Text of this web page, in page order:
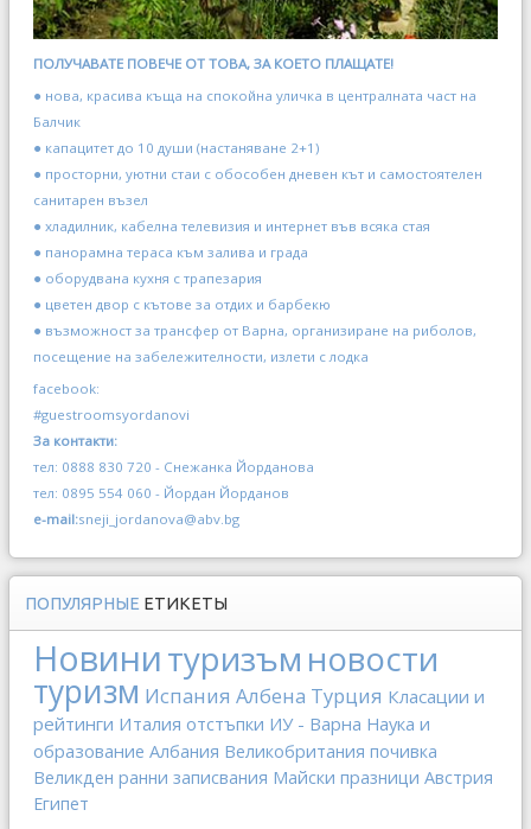
ПОЛУЧАВАТЕ ПОВЕЧЕ ОТ ТОВА, ЗА КОЕТО ПЛАЩАТЕ!
● нова, красива къща на спокойна уличка в централната част на
Балчик
● капацитет до 10 души (настаняване 2+1)
● просторни, уютни стаи с обособен дневен кът и самостоятелен
санитарен възел
● хладилник, кабелна телевизия и интернет във всяка стая
● панорамна тераса към залива и града
● оборудвана кухня с трапезария
● цветен двор с кътове за отдих и барбекю
● възможност за трансфер от Варна, организиране на риболов,
посещение на забележителности, излети с лодка
facebook:
#guestroomsyordanovi
За контакти:
тел: 0888 830 720 - Снежанка Йорданова
тел: 0895 554 060 - Йордан Йорданов
e-mail:sneji_jordanova@abv.bg
ПОПУЛЯРНЫЕ ЕТИКЕТЫ
Новинитуризъм новости
туризм Испания Албена Турция Класации и
рейтинги Италия отстъпки ИУ - Варна Наука и
образование Албания Великобритания почивка
Великден ранни записвания Майски празници Австрия
Египет